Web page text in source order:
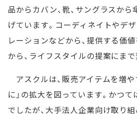
品からカバン、靴、サングラスか
げています。コーディネイトやデ
レーションなどから、提供する価
から、ライフスタイルの提案にまで
アスクルは、販売アイテムを増や
に」の拡大を図っています。かつ
でしたが、大手法人企業向け取り